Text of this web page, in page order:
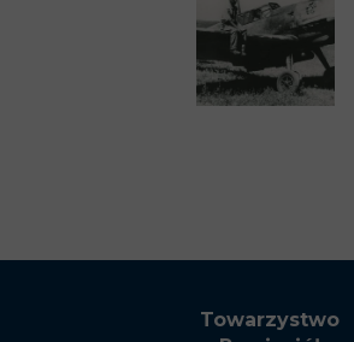
Towarzystwo